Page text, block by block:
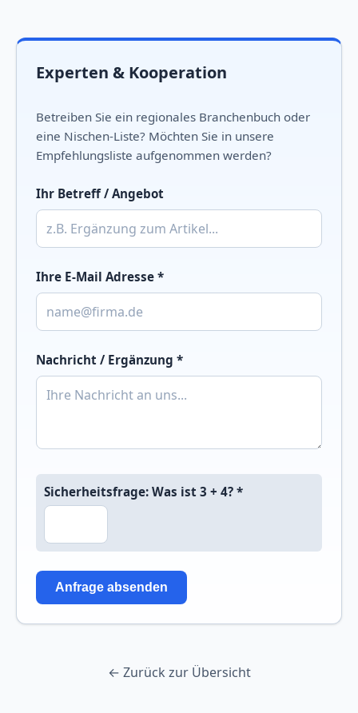
Experten & Kooperation
Betreiben Sie ein regionales Branchenbuch oder
eine Nischen-Liste? Möchten Sie in unsere
Empfehlungsliste aufgenommen werden?
Ihr Betreff / Angebot
Ihre E-Mail Adresse *
Nachricht / Ergänzung *
Sicherheitsfrage: Was ist 3 + 4? *
Anfrage absenden
← Zurück zur Übersicht